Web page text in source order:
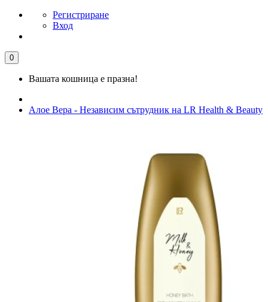
Регистриране
Вход
0
Вашата кошница е празна!
Алое Вера - Независим сътрудник на LR Health & Beauty